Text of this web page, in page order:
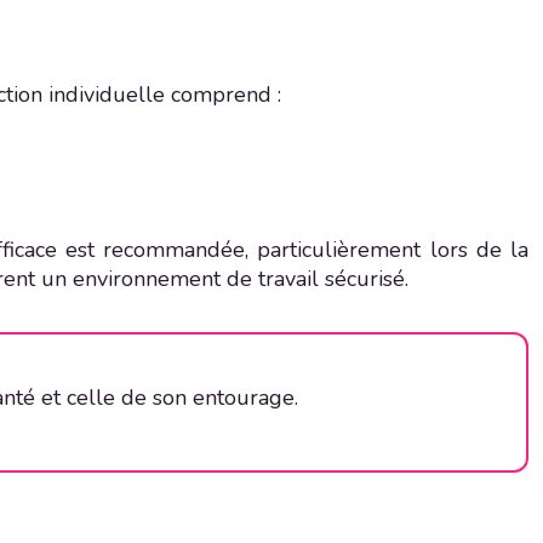
individuelle comprend :
est recommandée, particulièrement lors de la
un environnement de travail sécurisé.
et celle de son entourage.